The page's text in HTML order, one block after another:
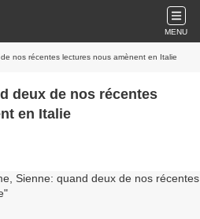
MENU
nos récentes lectures nous amènent en Italie
deux de nos récentes
en Italie